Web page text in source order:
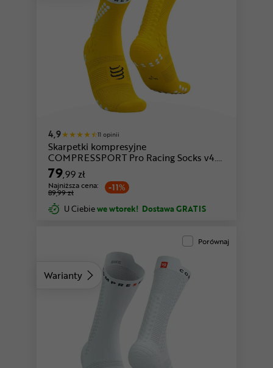
czarny-czerwony
4,9 11 opinii
Skarpetki kompresyjne
COMPRESSPORT Pro Racing Socks v4.0
Trail
79,99 zł
-11%
Najniższa cena:
89,99 zł
U Ciebiewe wtorek! Dostawa GRATIS
Warianty
Porównaj